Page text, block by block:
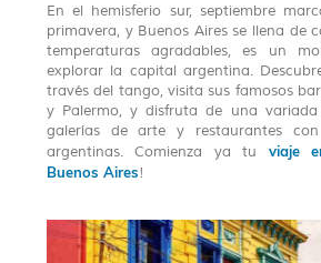
En el hemisferio sur, septiembre
primavera, y Buenos Aires se llena de
temperaturas agradables, es un
explorar la capital argentina.
través del tango, visita sus famosos
y Palermo, y disfruta de una
galerías de arte y restaurantes con
argentinas. Comienza ya tu viaje
Buenos Aires!